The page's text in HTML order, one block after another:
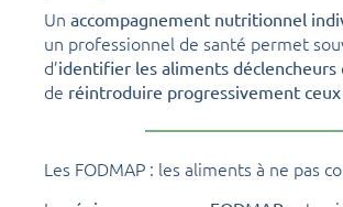
Un accompagnement nutritionnel
un professionnel de santé permet
d’identifier les aliments déclencheurs
de réintroduire progressivement
Les FODMAP : les aliments à ne pas